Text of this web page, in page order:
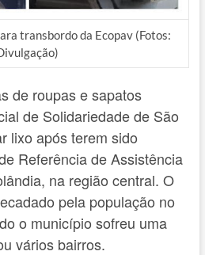
transbordo da Ecopav (Fotos:
de roupas e sapatos
de Solidariedade de São
lixo após terem sido
Referência de Assistência
na região central. O
pela população no
o município sofreu uma
vários bairros.